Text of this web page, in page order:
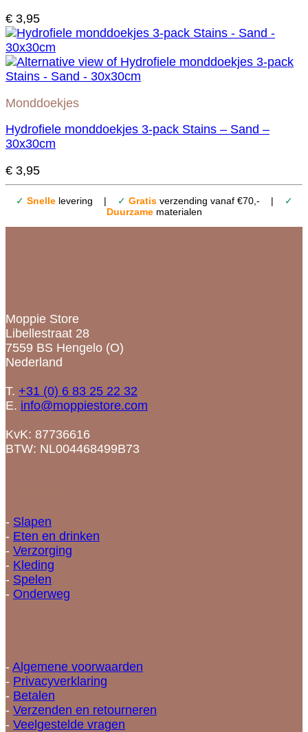
€ 3,95
Monddoekjes
Hydrofiele monddoekjes 3-pack Stains – Sand –
30x30cm
€ 3,95
✓ Snellelevering | ✓ Gratisverzending vanaf €70,- |
✓
Duurzamematerialen
Moppie Store
Libellestraat 28
7559 BS Hengelo (O)
Nederland
T. +31 (0) 6 83 25 22 32
E. info@moppiestore.com
KvK: 87736616
BTW: NL004468499B73
- Slapen
- Eten en drinken
- Verzorging
- Kleding
- Spelen
- Onderweg
- Algemene voorwaarden
- Privacyverklaring
- Betalen
- Verzenden en retourneren
- Veelgestelde vragen